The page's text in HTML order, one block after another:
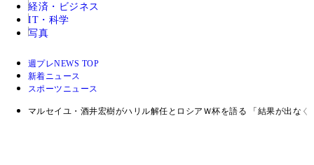
経済・ビジネス
IT・科学
写真
週プレNEWS TOP
新着ニュース
スポーツニュース
マルセイユ・酒井宏樹がハリル解任とロシアＷ杯を語る 「結果が出な